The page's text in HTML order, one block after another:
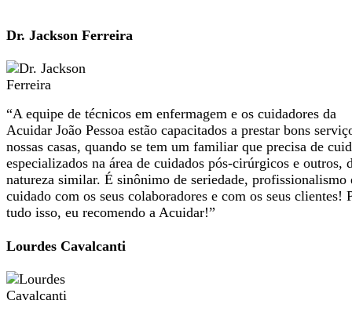
Dr. Jackson Ferreira
“A equipe de técnicos em enfermagem e os cuidadores da
Acuidar João Pessoa estão capacitados a prestar bons
nossas casas, quando se tem um familiar que precisa de
especializados na área de cuidados pós-cirúrgicos e outros,
natureza similar. É sinônimo de seriedade, profissionalismo
cuidado com os seus colaboradores e com os seus clientes!
tudo isso, eu recomendo a Acuidar!”
Lourdes Cavalcanti